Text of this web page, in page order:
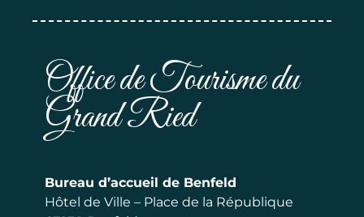
Office de Tourisme du
Grand Ried
Bureau d’accueil de Benfeld
Hôtel de Ville – Place de la République